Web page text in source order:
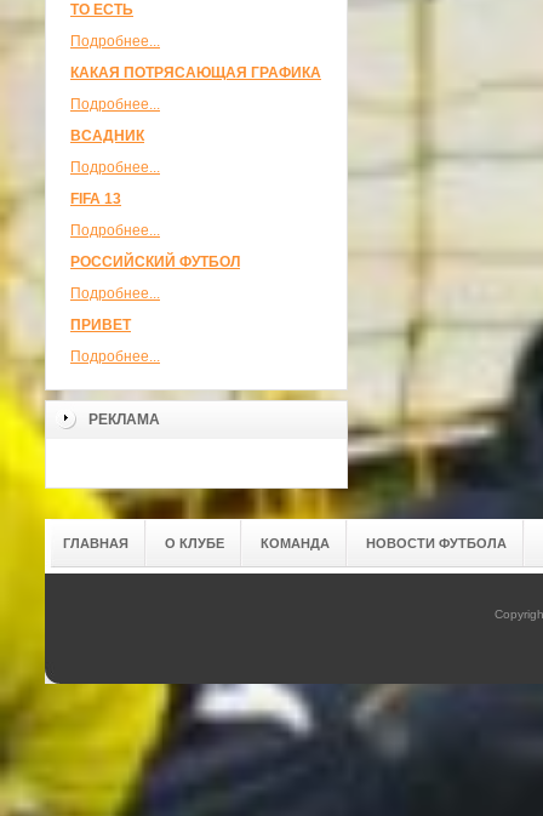
ТО ЕСТЬ
Подробнее...
КАКАЯ ПОТРЯСАЮЩАЯ ГРАФИКА
Подробнее...
ВСАДНИК
Подробнее...
FIFA 13
Подробнее...
РОССИЙСКИЙ ФУТБОЛ
Подробнее...
ПРИВЕТ
Подробнее...
РЕКЛАМА
ГЛАВНАЯ О КЛУБЕ КОМАНДА НОВОСТИ ФУТБОЛА